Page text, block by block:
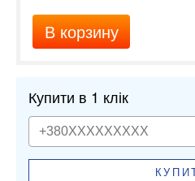
В корзину
Купити в 1 клік